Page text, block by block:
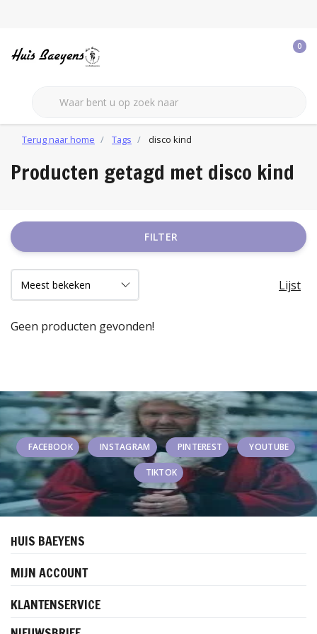
0
Terug naar home Tags disco kind
Producten getagd met disco kind
FILTER
Lijst
Geen producten gevonden!
FACEBOOK INSTAGRAM PINTEREST YOUTUBE
TIKTOK
HUIS BAEYENS
MIJN ACCOUNT
KLANTENSERVICE